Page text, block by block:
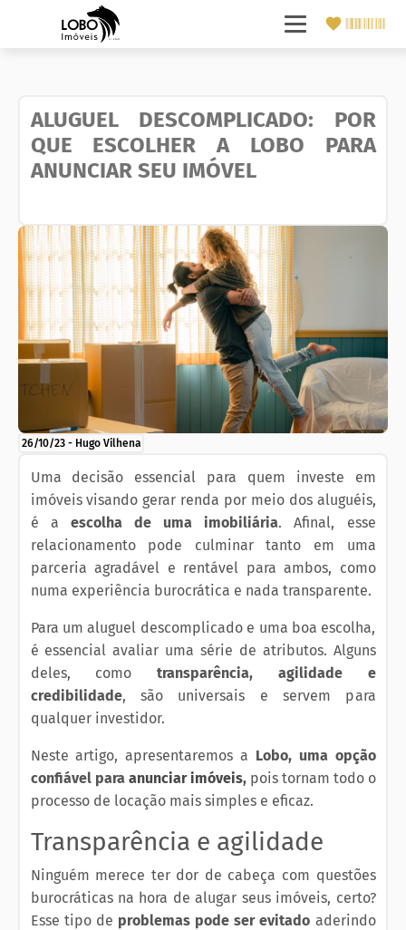
ALUGUEL DESCOMPLICADO: POR
QUE ESCOLHER A LOBO PARA
ANUNCIAR SEU IMÓVEL
26/10/23- Hugo Vilhena
Uma decisão essencial para quem investe em
imóveis visando gerar renda por meio dos aluguéis,
é a escolha de uma imobiliária. Afinal, esse
relacionamento pode culminar tanto em uma
parceria agradável e rentável para ambos, como
numa experiência burocrática e nada transparente.
Para um aluguel descomplicado e uma boa escolha,
é essencial avaliar uma série de atributos. Alguns
deles, como transparência, agilidade e
credibilidade, são universais e servem para
qualquer investidor.
Neste artigo, apresentaremos a Lobo, uma opção
confiável para anunciar imóveis, pois tornam todo o
processo de locação mais simples e eficaz.
Transparência e agilidade
Ninguém merece ter dor de cabeça com questões
burocráticas na hora de alugar seus imóveis, certo?
Esse tipo de problemas pode ser evitado aderindo